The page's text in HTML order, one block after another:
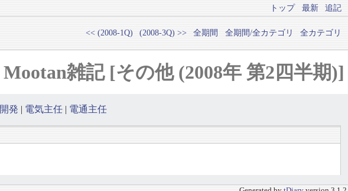
トップ 最新 追記
<< (2008-1Q) (2008-3Q) >> 全期間 全期間/全カテゴリ 全カテゴリ
Mootan雑記 [その他 (2008年 第2四半期)]
開発 | 電気主任 | 電通主任